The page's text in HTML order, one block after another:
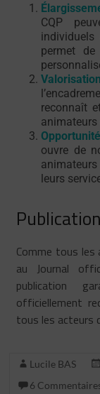
CQP
permet
reconnaît
ouvre de
leurs
Comme tous les
au Journal
publication
officiellement
tous les acteurs
Lucile BAS
6